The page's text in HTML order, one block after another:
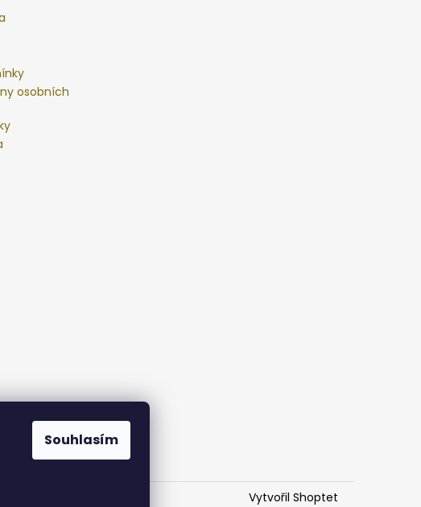
Souhlasím
osobních
Vytvořil Shoptet